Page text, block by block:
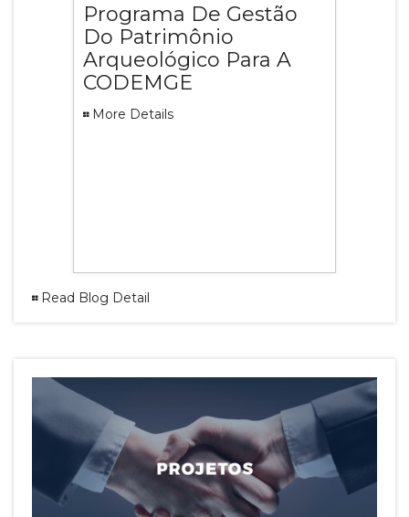
Programa De Gestão
Do Patrimônio
Arqueológico Para A
CODEMGE
More Details
Read Blog Detail